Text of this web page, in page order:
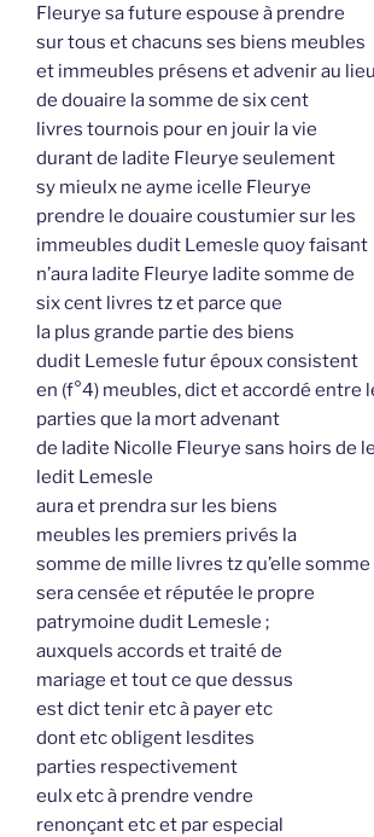
Fleurye sa future espouse à prendre
sur tous et chacuns ses biens meubles
et immeubles présens et advenir au lieu
de douaire la somme de six cent
livres tournois pour en jouir la vie
durant de ladite Fleurye seulement
sy mieulx ne ayme icelle Fleurye
prendre le douaire coustumier sur les
immeubles dudit Lemesle quoy faisant
n’aura ladite Fleurye ladite somme de
six cent livres tz et parce que
la plus grande partie des biens
dudit Lemesle futur époux consistent
en (f°4) meubles, dict et accordé entre
parties que la mort advenant
de ladite Nicolle Fleurye sans hoirs de
ledit Lemesle
aura et prendra sur les biens
meubles les premiers privés la
somme de mille livres tz qu’elle somme
sera censée et réputée le propre
patrymoine dudit Lemesle ;
auxquels accords et traité de
mariage et tout ce que dessus
est dict tenir etc à payer etc
dont etc obligent lesdites
parties respectivement
eulx etc à prendre vendre
renonçant etc et par especial